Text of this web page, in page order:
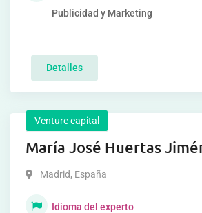
Publicidad y Marketing
Detalles
Venture capital
María José Huertas
Madrid, España
Idioma del experto